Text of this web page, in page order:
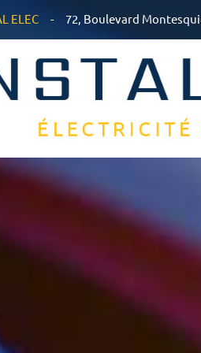
ELEC - 72, Boulevard